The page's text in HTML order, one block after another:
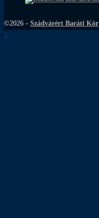
©2026 - Szádvárért Baráti Kör
↑